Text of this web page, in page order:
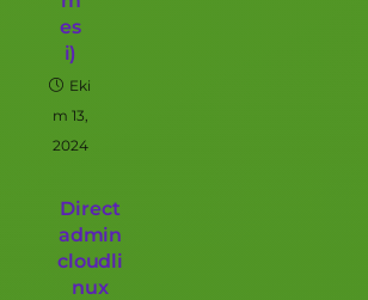
es
i)
Eki
m 13,
2024
Direct
admin
cloudli
nux